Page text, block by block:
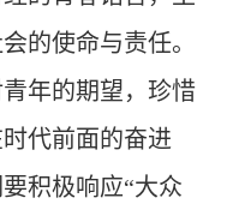
的使命与责任。
年的期望，珍惜
代前面的奋进
积极响应“大众